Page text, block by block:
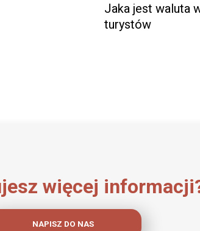
Jaka jest waluta
turystów
więcej
NAPISZ DO NAS